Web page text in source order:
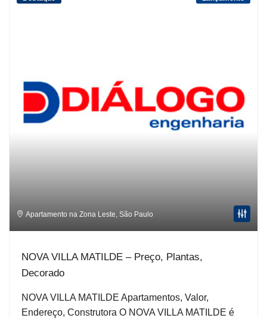
Apartamento na Zona Leste São Paulo
NOVA VILLA MATILDE – Preço, Plantas,
Decorado
NOVA VILLA MATILDE Apartamentos, Valor,
Endereço, Construtora O NOVA VILLA MATILDE é